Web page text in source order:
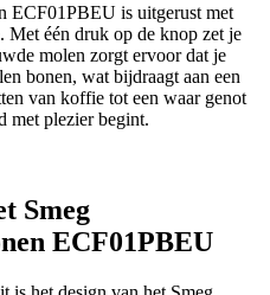
ECF01PBEU is uitgerust met
Met één druk op de knop zet je
molen zorgt ervoor dat je
bonen, wat bijdraagt aan een
van koffie tot een waar genot
met plezier begint.
Smeg
ECF01PBEU